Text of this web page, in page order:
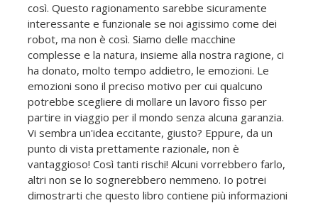
così. Questo ragionamento sarebbe sicuramente
interessante e funzionale se noi agissimo come dei
robot, ma non è così. Siamo delle macchine
complesse e la natura, insieme alla nostra ragione, ci
ha donato, molto tempo addietro, le emozioni. Le
emozioni sono il preciso motivo per cui qualcuno
potrebbe scegliere di mollare un lavoro fisso per
partire in viaggio per il mondo senza alcuna garanzia.
Vi sembra un'idea eccitante, giusto? Eppure, da un
punto di vista prettamente razionale, non è
vantaggioso! Così tanti rischi! Alcuni vorrebbero farlo,
altri non se lo sognerebbero nemmeno. Io potrei
dimostrarti che questo libro contiene più informazioni